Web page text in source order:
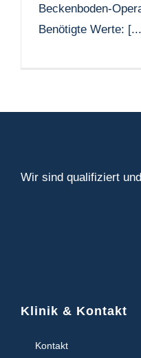
Beckenboden-
Benötigte Werte:
Wir sind qualifiziert
Klinik & Kontakt
Kontakt